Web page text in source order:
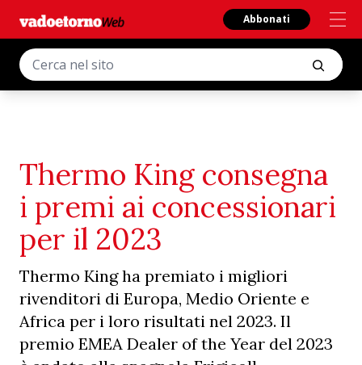
Abbonati
Thermo King consegna
i premi ai concessionari
per il 2023
Thermo King ha premiato i migliori
rivenditori di Europa, Medio Oriente e
Africa per i loro risultati nel 2023. Il
premio EMEA Dealer of the Year del 2023